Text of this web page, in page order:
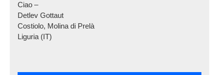
Ciao –
Detlev Gottaut
Costiolo, Molina di Prelà
Liguria (IT)